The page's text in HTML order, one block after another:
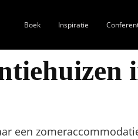
Boek Inspiratie
een